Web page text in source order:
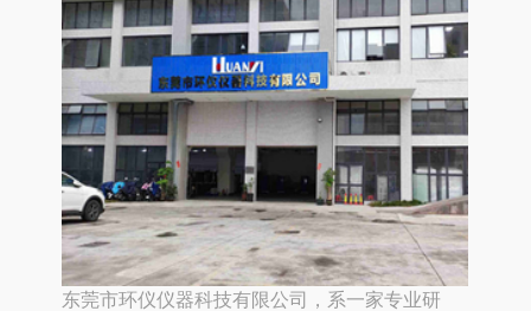
东莞市环仪仪器科技有限公司，系一家专业研